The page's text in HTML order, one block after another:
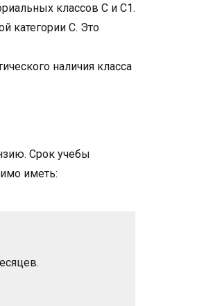
классов С и С1.
категории С. Это
наличия класса
Срок учебы
иметь: